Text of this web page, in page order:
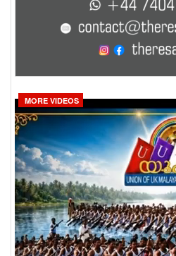
MORE VIDEOS